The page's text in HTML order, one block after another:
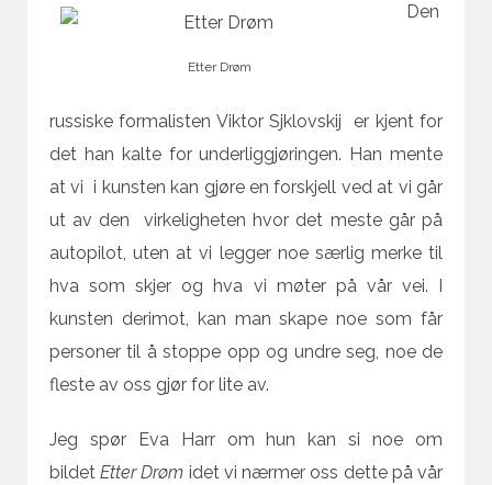
Etter Drøm
Den
russiske formalisten Viktor Sjklovskij er kjent for
det han kalte for underliggjøringen. Han mente
at vi i kunsten kan gjøre en forskjell ved at vi går
ut av den virkeligheten hvor det meste går på
autopilot, uten at vi legger noe særlig merke til
hva som skjer og hva vi møter på vår vei. I
kunsten derimot, kan man skape noe som får
personer til å stoppe opp og undre seg, noe de
fleste av oss gjør for lite av.
Jeg spør Eva Harr om hun kan si noe om
bildetEtter Drøm idet vi nærmer oss dette på vår